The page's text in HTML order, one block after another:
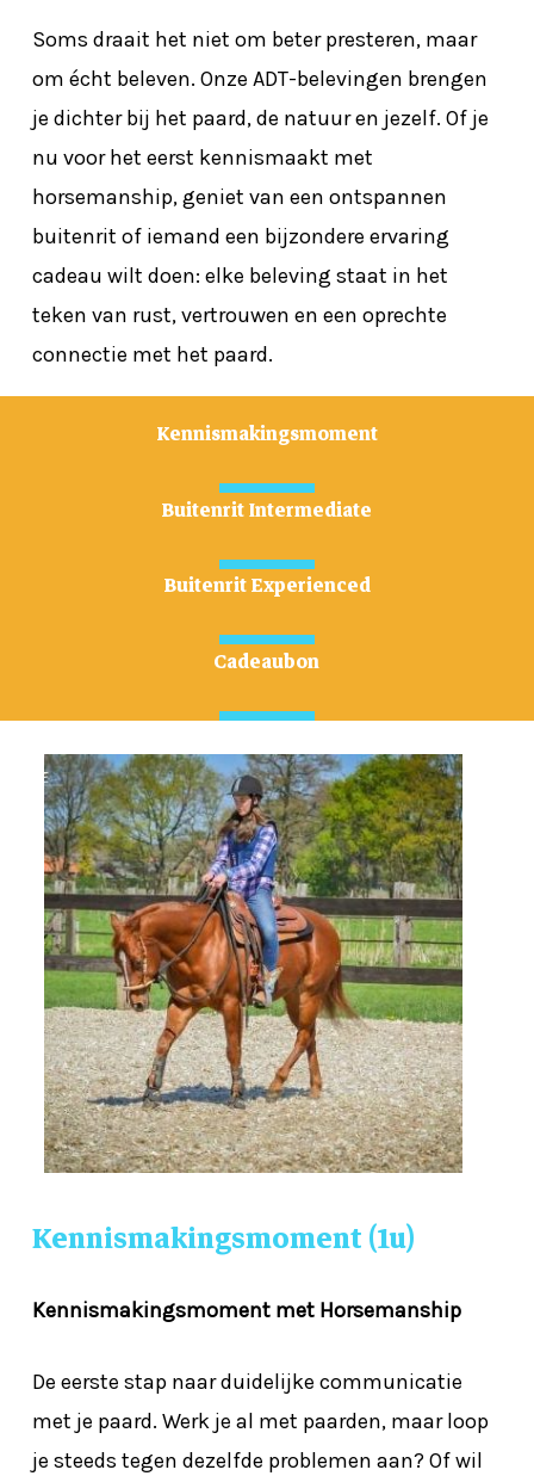
Soms draait het niet om beter presteren, maar
om écht beleven. Onze ADT-belevingen brengen
je dichter bij het paard, de natuur en jezelf. Of je
nu voor het eerst kennismaakt met
horsemanship, geniet van een ontspannen
buitenrit of iemand een bijzondere ervaring
cadeau wilt doen: elke beleving staat in het
teken van rust, vertrouwen en een oprechte
connectie met het paard.
Kennismakingsmoment
Buitenrit Intermediate
Buitenrit Experienced
Cadeaubon
Kennismakingsmoment(1u)
Kennismakingsmoment met Horsemanship
De eerste stap naar duidelijke communicatie
met je paard. Werk je al met paarden, maar loop
je steeds tegen dezelfde problemen aan? Of wil